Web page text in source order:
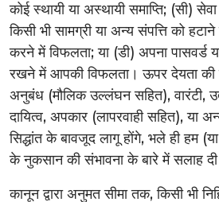
कोई स्थायी या अस्थायी समाप्ति; (सी)
किसी भी सामग्री या अन्य संपत्ति को हटाने
करने में विफलता; या (डी) अपना पासवर्ड
रखने में आपकी विफलता। ऊपर देयता की
अनुबंध (मौलिक उल्लंघन सहित), वारंटी,
दायित्व, अपकार (लापरवाही सहित), या
सिद्धांत के बावजूद लागू होंगे, भले ही हम
के नुकसान की संभावना के बारे में सलाह
कानून द्वारा अनुमत सीमा तक, किसी भी